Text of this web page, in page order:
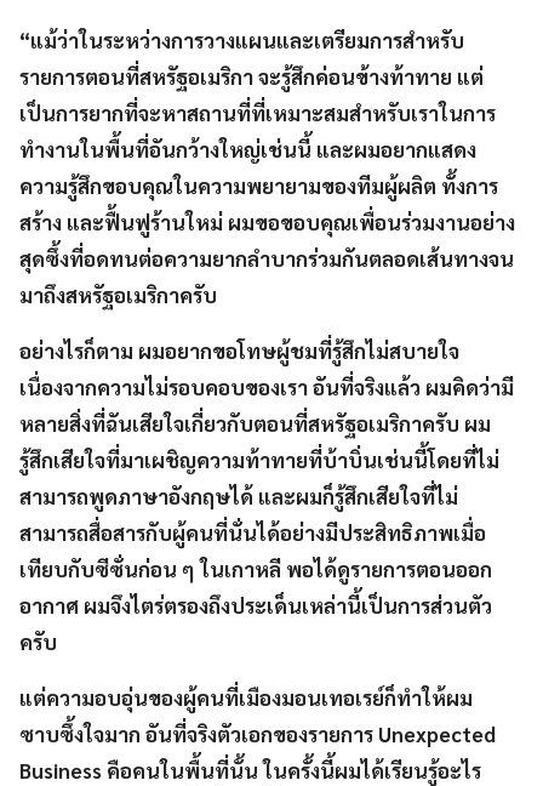
“แม้ว่าในระหว่างการวางแผนและเตรียมการสำหรับ
รายการตอนที่สหรัฐอเมริกา จะรู้สึกค่อนข้างท้าทาย แต่
เป็นการยากที่จะหาสถานที่ที่เหมาะสมสำหรับเราในการ
ทำงานในพื้นที่อันกว้างใหญ่เช่นนี้ และผมอยากแสดง
ความรู้สึกขอบคุณในความพยายามของทีมผู้ผลิต ทั้งการ
สร้าง และฟื้นฟูร้านใหม่ ผมขอขอบคุณเพื่อนร่วมงานอย่าง
สุดซึ้งที่อดทนต่อความยากลำบากร่วมกันตลอดเส้นทางจน
มาถึงสหรัฐอเมริกาครับ
อย่างไรก็ตาม ผมอยากขอโทษผู้ชมที่รู้สึกไม่สบายใจ
เนื่องจากความไม่รอบคอบของเรา อันที่จริงแล้ว ผมคิดว่ามี
หลายสิ่งที่ฉันเสียใจเกี่ยวกับตอนที่สหรัฐอเมริกาครับ ผม
รู้สึกเสียใจที่มาเผชิญความท้าทายที่บ้าบิ่นเช่นนี้โดยที่ไม่
สามารถพูดภาษาอังกฤษได้ และผมก็รู้สึกเสียใจที่ไม่
สามารถสื่อสารกับผู้คนที่นั่นได้อย่างมีประสิทธิภาพเมื่อ
เทียบกับซีซั่นก่อน ๆ ในเกาหลี พอได้ดูรายการตอนออก
อากาศ ผมจึงไตร่ตรองถึงประเด็นเหล่านี้เป็นการส่วนตัว
ครับ
แต่ความอบอุ่นของผู้คนที่เมืองมอนเทอเรย์ก็ทำให้ผม
ซาบซึ้งใจมาก อันที่จริงตัวเอกของรายการ Unexpected
Business คือคนในพื้นที่นั้น ในครั้งนี้ผมได้เรียนรู้อะไร